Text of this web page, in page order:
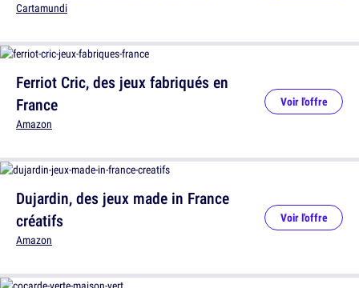
Cartamundi
Ferriot Cric, des jeux fabriqués en
France
Amazon
Voir l'offre
Dujardin, des jeux made in France
créatifs
Amazon
Voir l'offre